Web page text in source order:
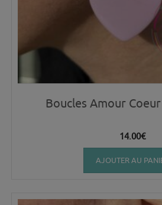
Boucles Amour
14.00€
AJOUTER AU